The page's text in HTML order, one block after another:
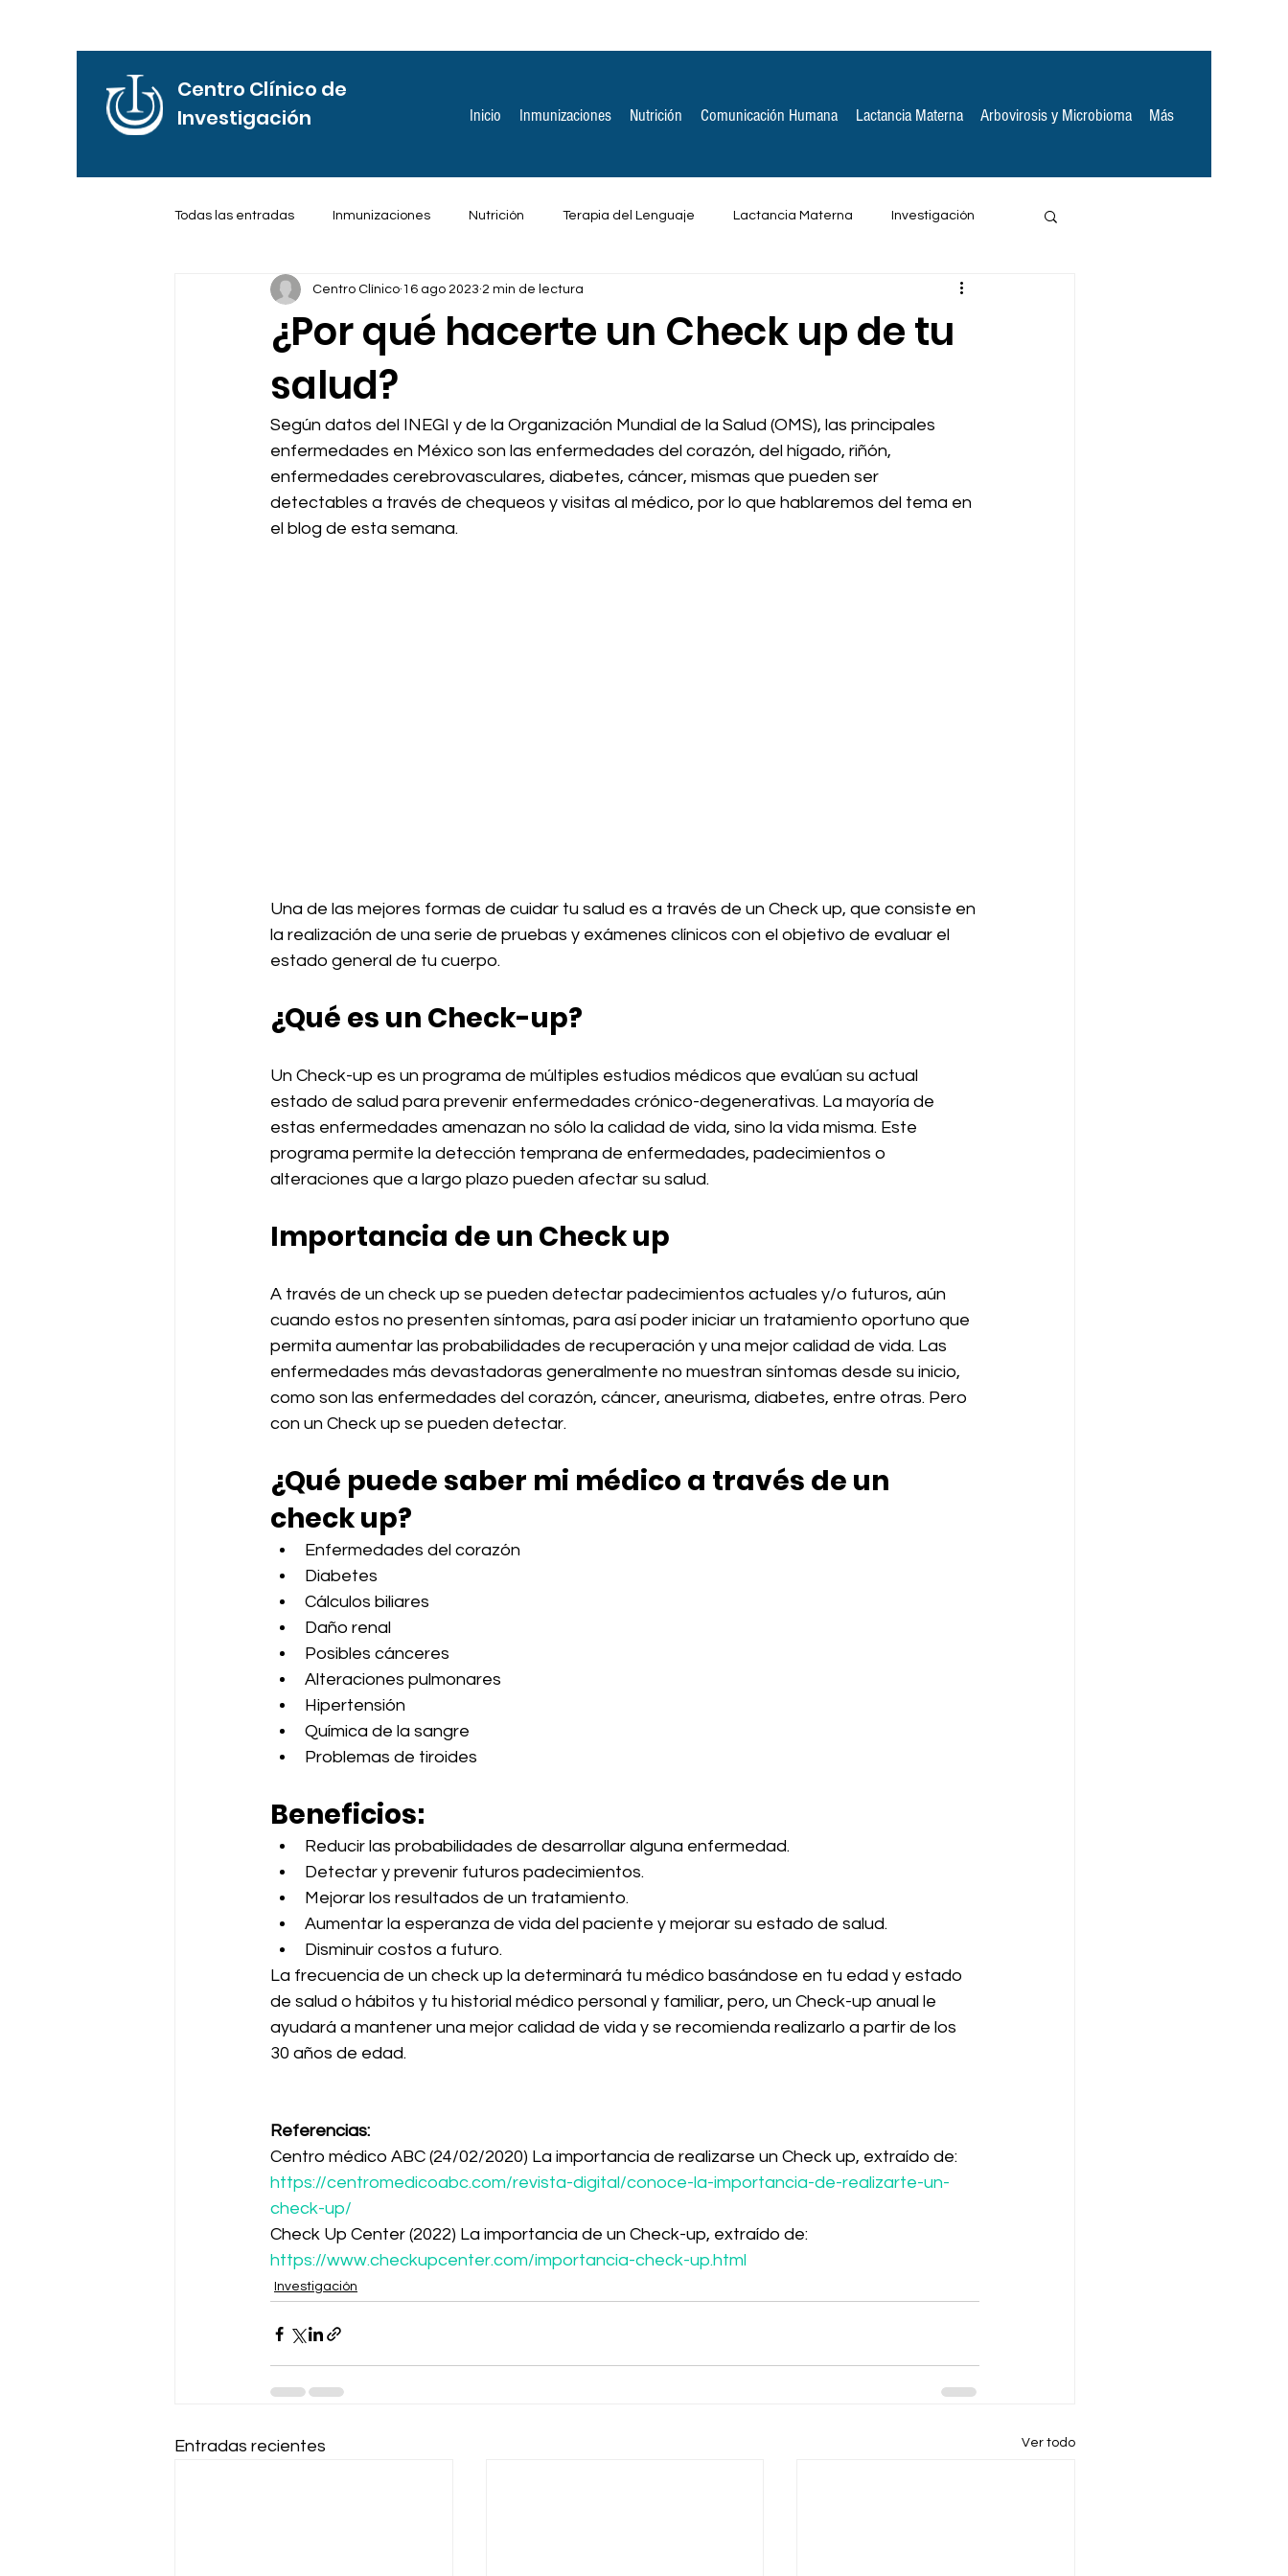
Centro Clínico de
Investigación
Inicio Inmunizaciones Nutrición Comunicación Humana Lactancia Materna Arbovirosis y Microbioma Más
Todas las entradas Inmunizaciones Nutrición Terapia del Lenguaje Lactancia Materna Investigación
Frases de Motivación Reflexiones Espirituales Otros
¿Por qué hacerte un Check up de tu
salud?
Centro Clínico 16 ago 2023 2 min de lectura
Según datos del INEGI y de la Organización Mundial de la Salud (OMS), las principales
enfermedades en México son las enfermedades del corazón, del hígado, riñón,
enfermedades cerebrovasculares, diabetes, cáncer, mismas que pueden ser
detectables a través de chequeos y visitas al médico, por lo que hablaremos del tema en
el blog de esta semana.
Una de las mejores formas de cuidar tu salud es a través de un Check up, que consiste en
la realización de una serie de pruebas y exámenes clínicos con el objetivo de evaluar el
estado general de tu cuerpo.
¿Qué es un Check-up?
Un Check-up es un programa de múltiples estudios médicos que evalúan su actual
estado de salud para prevenir enfermedades crónico-degenerativas. La mayoría de
estas enfermedades amenazan no sólo la calidad de vida, sino la vida misma. Este
programa permite la detección temprana de enfermedades, padecimientos o
alteraciones que a largo plazo pueden afectar su salud.
Importancia de un Check up
A través de un check up se pueden detectar padecimientos actuales y/o futuros, aún
cuando estos no presenten síntomas, para así poder iniciar un tratamiento oportuno que
permita aumentar las probabilidades de recuperación y una mejor calidad de vida. Las
enfermedades más devastadoras generalmente no muestran síntomas desde su inicio,
como son las enfermedades del corazón, cáncer, aneurisma, diabetes, entre otras. Pero
con un Check up se pueden detectar.
¿Qué puede saber mi médico a través de un
check up?
Enfermedades del corazón
Diabetes
Cálculos biliares
Daño renal
Posibles cánceres
Alteraciones pulmonares
Hipertensión
Química de la sangre
Problemas de tiroides
Beneficios:
Reducir las probabilidades de desarrollar alguna enfermedad.
Detectar y prevenir futuros padecimientos.
Mejorar los resultados de un tratamiento.
Aumentar la esperanza de vida del paciente y mejorar su estado de salud.
Disminuir costos a futuro.
La frecuencia de un check up la determinará tu médico basándose en tu edad y estado
de salud o hábitos y tu historial médico personal y familiar, pero, un Check-up anual le
ayudará a mantener una mejor calidad de vida y se recomienda realizarlo a partir de los
30 años de edad.
Referencias:
Centro médico ABC (24/02/2020) La importancia de realizarse un Check up, extraído de:
https://centromedicoabc.com/revista-digital/conoce-la-importancia-de-realizarte-un-
check-up/
Check Up Center (2022) La importancia de un Check-up, extraído de:
https://www.checkupcenter.com/importancia-check-up.html
Investigación
Entradas recientes Ver todo